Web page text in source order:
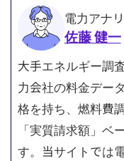
電力アナ
佐藤 健一
大手エネルギー調
力会社の料金デー
格を持ち、燃料費
「実質請求額」ベ
す。当サイトでは